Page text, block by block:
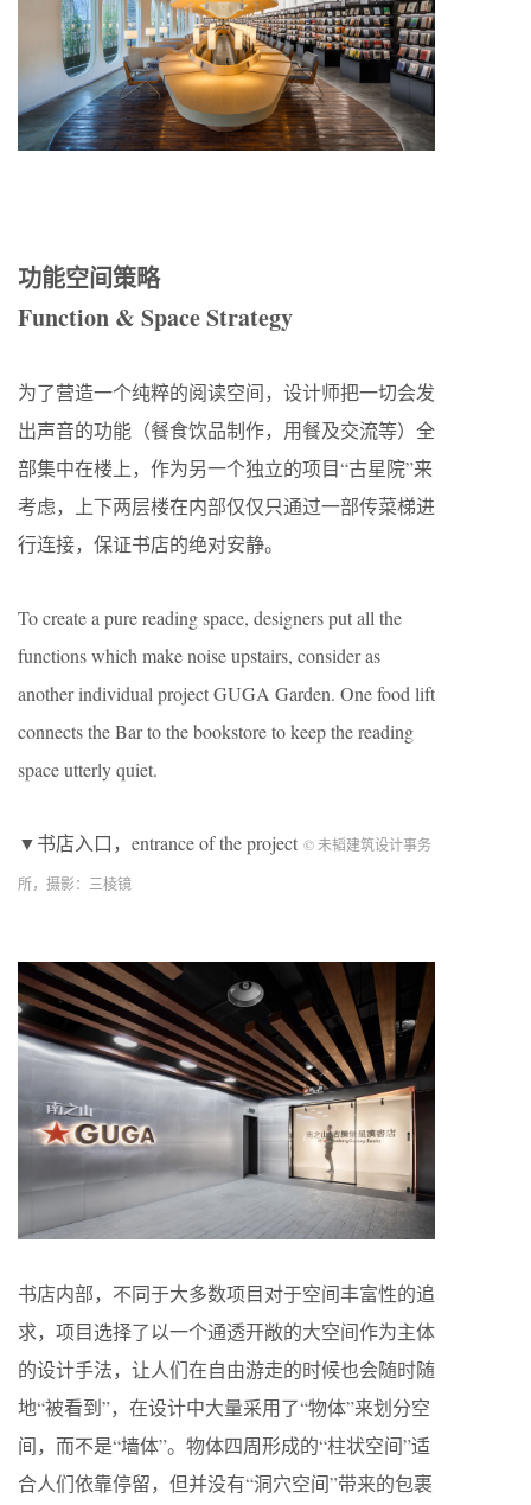
功能空间策略
Function & Space Strategy
为了营造一个纯粹的阅读空间，设计师把一切会发
出声音的功能（餐食饮品制作，用餐及交流等）全
部集中在楼上，作为另一个独立的项目“古星院”来
考虑，上下两层楼在内部仅仅只通过一部传菜梯进
行连接，保证书店的绝对安静。
To create a pure reading space, designers put all the
functions which make noise upstairs, consider as
another individual project GUGA Garden. One food lift
connects the Bar to the bookstore to keep the reading
space utterly quiet.
▼书店入口，entrance of the project © 未韬建筑设计事务
所，摄影：三棱镜
书店内部，不同于大多数项目对于空间丰富性的追
求，项目选择了以一个通透开敞的大空间作为主体
的设计手法，让人们在自由游走的时候也会随时随
地“被看到”，在设计中大量采用了“物体”来划分空
间，而不是“墙体”。物体四周形成的“柱状空间”适
合人们依靠停留，但并没有“洞穴空间”带来的包裹